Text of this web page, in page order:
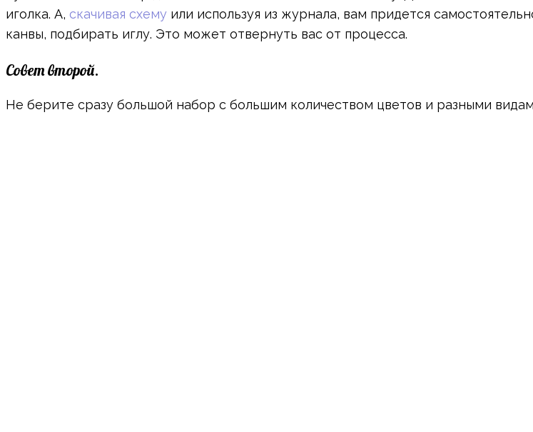
иголка. А, скачивая схему или используя из журнала, вам придется
канвы, подбирать иглу. Это может отвернуть вас от процесса.
Совет второй.
Не берите сразу большой набор с большим количеством цветов и разными